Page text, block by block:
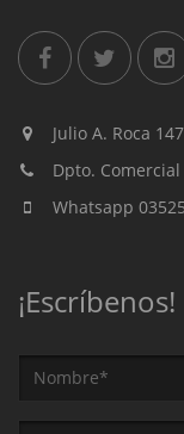
Julio A. Roca
Dpto.
Whatsapp
¡Escríbenos!